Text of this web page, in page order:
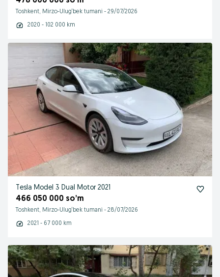
Toshkent, Mirzo-Ulug‘bek tumani - 29/07/2026
2020 - 102 000 km
Tesla Model 3 Dual Motor 2021
466 050 000 so’m
Toshkent, Mirzo-Ulug‘bek tumani - 28/07/2026
2021 - 67 000 km